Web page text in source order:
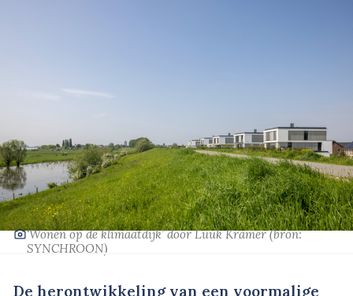
‘Wonen op de klimaatdijk’door Luuk Kramer(bron:
SYNCHROON)
De herontwikkeling van een voormalige